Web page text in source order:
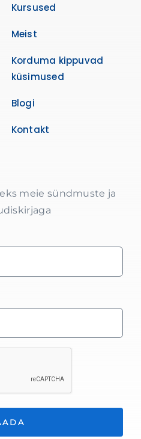
Kursused
Meist
Korduma kippuvad
küsimused
Blogi
Kontakt
meie sündmuste ja